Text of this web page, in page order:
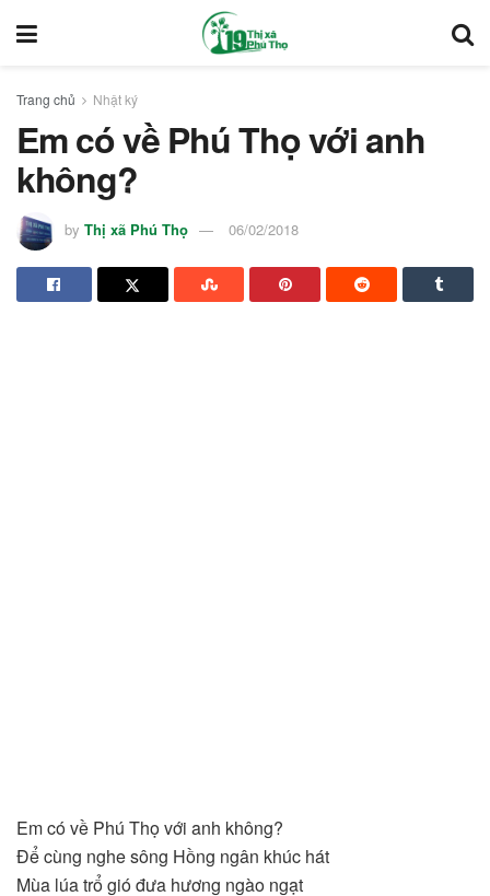
Trang chủ Nhật ký
Em có về Phú Thọ với anh
không?
by Thị xã Phú Thọ 06/02/2018
Em có về Phú Thọ với anh không?
Để cùng nghe sông Hồng ngân khúc hát
Mùa lúa trổ gió đưa hương ngào ngạt